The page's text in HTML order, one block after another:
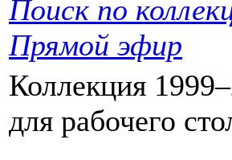
Поиск по
Прямой эфир
Коллекция
для рабочего